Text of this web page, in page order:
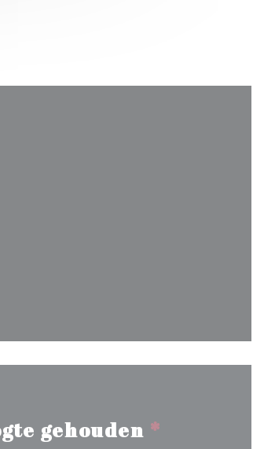
gehouden *